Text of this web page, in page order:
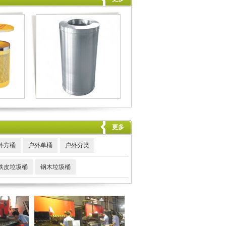
更多
方桶 户外单桶 户外分类
皮垃圾桶 钢木垃圾桶